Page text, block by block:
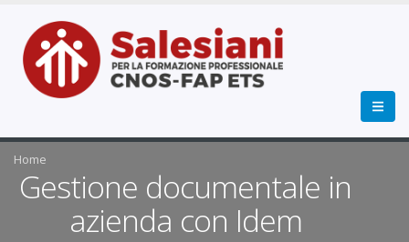
Home
Gestione documentale in
azienda con Idem